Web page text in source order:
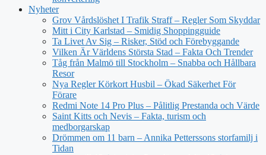
Nyheter
Grov Vårdslöshet I Trafik Straff – Regler Som Skyddar
Mitt i City Karlstad – Smidig Shoppingguide
Ta Livet Av Sig – Risker, Stöd och Förebyggande
Vilken Är Världens Största Stad – Fakta Och Trender
Tåg från Malmö till Stockholm – Snabba och Hållbara
Resor
Nya Regler Körkort Husbil – Ökad Säkerhet För
Förare
Redmi Note 14 Pro Plus – Pålitlig Prestanda och Värde
Saint Kitts och Nevis – Fakta, turism och
medborgarskap
Drömmen om 11 barn – Annika Petterssons storfamilj i
Tidan